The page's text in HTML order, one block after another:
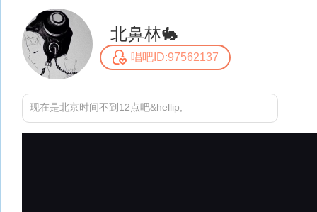
北鼻林🐇
唱吧ID:97562137
现在是北京时间不到12点吧&hellip;